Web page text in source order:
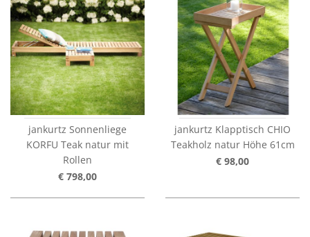
jankurtz Sonnenliege
KORFU Teak natur mit
Rollen
€ 798,00
jankurtz Klapptisch CHIO
Teakholz natur Höhe 61cm
€ 98,00